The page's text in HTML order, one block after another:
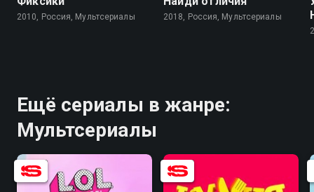
2010, Россия, Мультсериалы 2018, Россия, Мультсериалы
Ещё сериалы в жанре:
Мультсериалы